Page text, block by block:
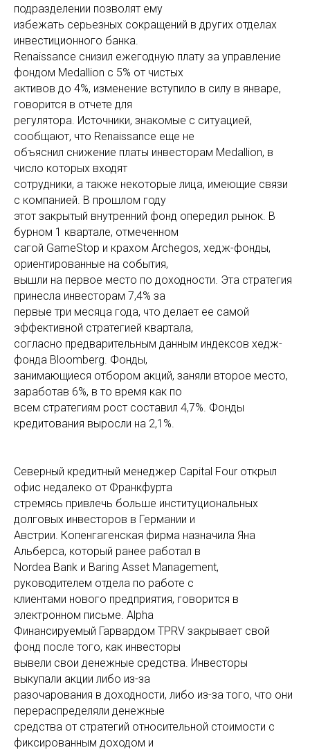
подразделении позволят ему
избежать серьезных сокращений в других отделах
инвестиционного банка.
Renaissance снизил ежегодную плату за управление
фондом Medallion с 5% от чистых
активов до 4%, изменение вступило в силу в январе,
говорится в отчете для
регулятора. Источники, знакомые с ситуацией,
сообщают, что Renaissance еще не
объяснил снижение платы инвесторам Medallion, в
число которых входят
сотрудники, а также некоторые лица, имеющие связи
с компанией. В прошлом году
этот закрытый внутренний фонд опередил рынок. В
бурном 1 квартале, отмеченном
сагой GameStop и крахом Archegos, хедж-фонды,
ориентированные на события,
вышли на первое место по доходности. Эта стратегия
принесла инвесторам 7,4% за
первые три месяца года, что делает ее самой
эффективной стратегией квартала,
согласно предварительным данным индексов хедж-
фонда Bloomberg. Фонды,
занимающиеся отбором акций, заняли второе место,
заработав 6%, в то время как по
всем стратегиям рост составил 4,7%. Фонды
кредитования выросли на 2,1%.
Северный кредитный менеджер Capital Four открыл
офис недалеко от Франкфурта
стремясь привлечь больше институциональных
долговых инвесторов в Германии и
Австрии. Копенгагенская фирма назначила Яна
Альберса, который ранее работал в
Nordea Bank и Baring Asset Management,
руководителем отдела по работе с
клиентами нового предприятия, говорится в
электронном письме. Alpha
Финансируемый Гарвардом TPRV закрывает свой
фонд после того, как инвесторы
вывели свои денежные средства. Инвесторы
выкупали акции либо из-за
разочарования в доходности, либо из-за того, что они
перераспределяли денежные
средства от стратегий относительной стоимости с
фиксированным доходом и